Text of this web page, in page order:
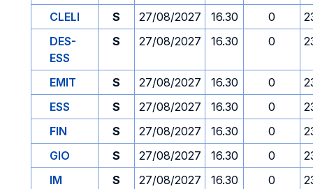
CLELI
S 27/08/2027 16.30 0
DES-
ESS
S 27/08/2027 16.30 0
EMIT S 27/08/2027 16.30 0
ESS
S 27/08/2027 16.30 0
FIN
S 27/08/2027 16.30 0
GIO
S 27/08/2027 16.30 0
IM
S 27/08/2027 16.30 0